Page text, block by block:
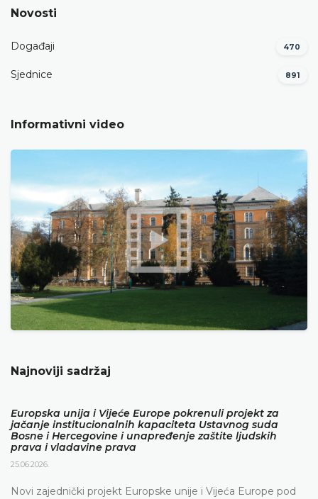
Novosti
Događaji 470
Sjednice 891
Informativni video
Najnoviji sadržaj
Europska unija i Vijeće Europe pokrenuli projekt za
jačanje institucionalnih kapaciteta Ustavnog suda
Bosne i Hercegovine i unapređenje zaštite ljudskih
prava i vladavine prava
25.06.2026.
Novi zajednički projekt Europske unije i Vijeća Europe pod